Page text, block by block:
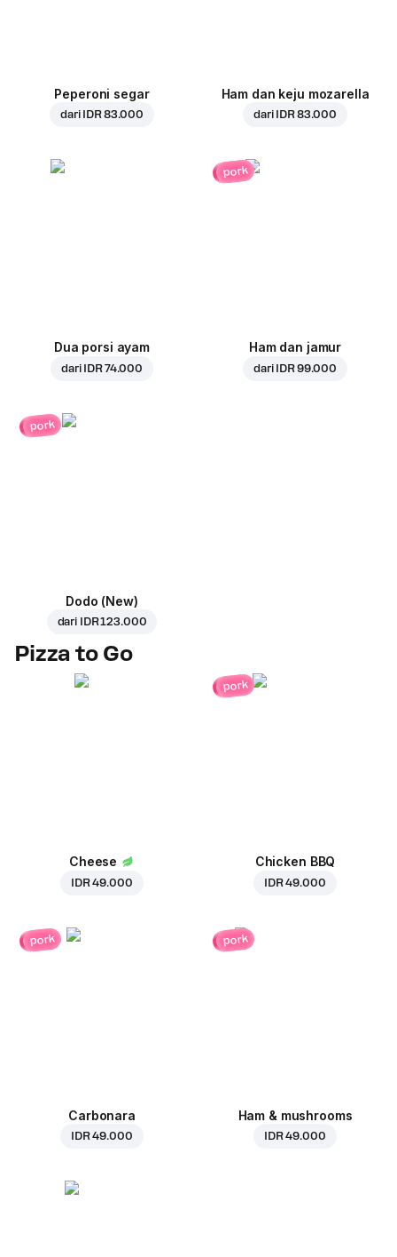
Peperoni segar
dari IDR 83.000
Ham dan keju mozarella
dari IDR 83.000
Dua porsi ayam
dari IDR 74.000
pork
Ham dan jamur
dari IDR 99.000
pork
Dodo (New)
dari IDR 123.000
Pizza to Go
Cheese
IDR 49.000
pork
Chicken BBQ
IDR 49.000
pork
Carbonara
IDR 49.000
pork
Ham & mushrooms
IDR 49.000